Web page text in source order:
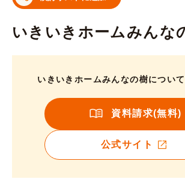
いきいきホームみんな
いきいきホームみんなの樹につい
資料請求(無料)
公式サイト